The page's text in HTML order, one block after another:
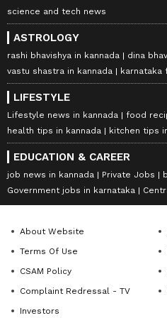
science and tech news
ASTROLOGY
rashi bhavishya in kannada dina
vastu shastra in kannada
karnataka
LIFESTYLE
Lifestyle news in kannada
food
health tips in kannada
kitchen tips
EDUCATION & CAREER
job news in kannada Private Jobs
Government jobs in karnataka
About Website
Terms Of Use
CSAM Policy
Complaint Redressal - TV
Investors